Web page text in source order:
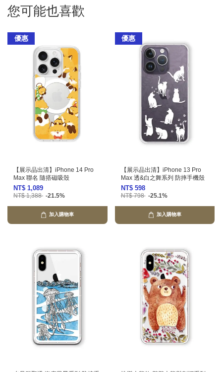
您可能也喜歡
優惠
【展示品出清】iPhone 14 Pro
Max 聯名 隨搭磁吸殼
NT$ 1,089
NT$ 1,388 -21.5%
加入購物車
優惠
【展示品出清】iPhone 13 Pro
Max 透&白之舞系列 防摔手機殼
NT$ 598
NT$ 798 -25.1%
加入購物車